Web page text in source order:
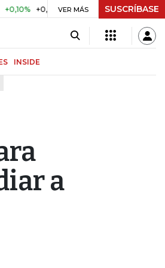
+0,98% UVR $ 416,86 +$ 0,05 +0,01%
VER MÁS SUSCRÍBASE
INSIDE
a